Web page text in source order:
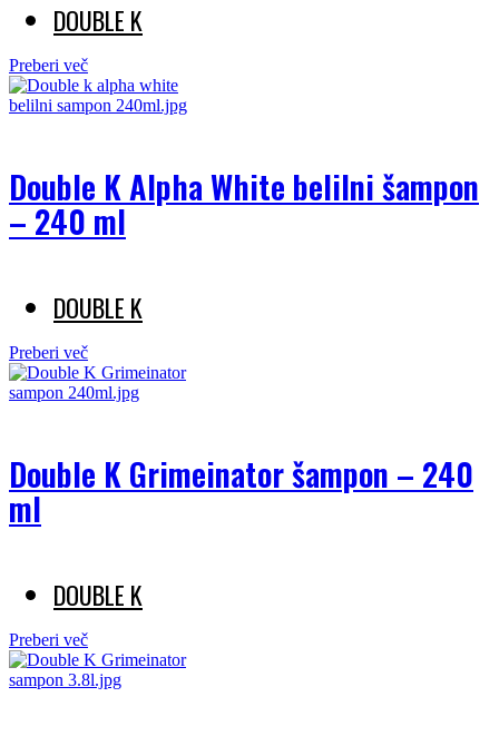
DOUBLE K
Preberi več
Double K Alpha White belilni šampon
– 240 ml
DOUBLE K
Preberi več
Double K Grimeinator šampon – 240
ml
DOUBLE K
Preberi več